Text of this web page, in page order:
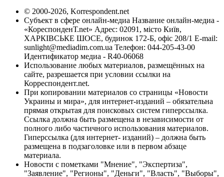
© 2000-2026, Korrespondent.net
Субъект в сфере онлайн-медиа Название онлайн-медиа -
«КореспонденТ.net» Адрес: 02091, місто Київ,
ХАРКІВСЬКЕ ШОСЕ, будинок 172-Б, офіс 208/1 E-mail:
sunlight@mediadim.com.ua Телефон: 044-205-43-00
Идентификатор медиа - R40-06068
Использование любых материалов, размещённых на
сайте, разрешается при условии ссылки на
Корреспондент.net.
При копировании материалов со страницы «Новости
Украины и мира», для интернет-изданий – обязательна
прямая открытая для поисковых систем гиперссылка.
Ссылка должна быть размещена в независимости от
полного либо частичного использования материалов.
Гиперссылка (для интернет- изданий) – должна быть
размещена в подзаголовке или в первом абзаце
материала.
Новости с пометками "Мнение", "Экспертиза",
"Заявление", "Регионы", "Деньги", "Власть", "Выборы",